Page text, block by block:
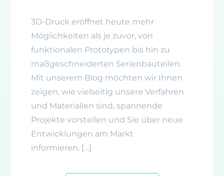
3D-Druck eröffnet heute mehr
Möglichkeiten als je zuvor, von
funktionalen Prototypen bis hin zu
maßgeschneiderten Serienbauteilen.
Mit unserem Blog möchten wir Ihnen
zeigen, wie vielseitig unsere Verfahren
und Materialien sind, spannende
Projekte vorstellen und Sie über neue
Entwicklungen am Markt
informieren. […]